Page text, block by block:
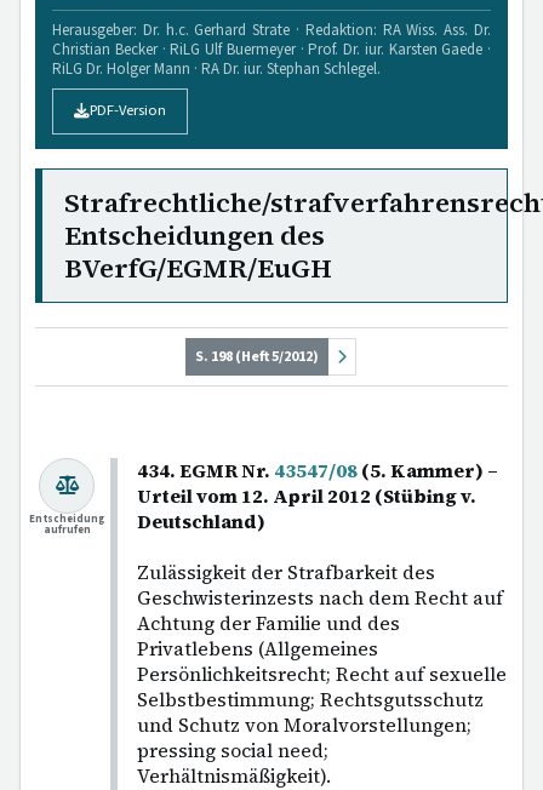
Herausgeber: Dr. h.c. Gerhard Strate · Redaktion: RA Wiss. Ass. Dr.
Christian Becker · RiLG Ulf Buermeyer · Prof. Dr. iur. Karsten Gaede ·
RiLG Dr. Holger Mann · RA Dr. iur. Stephan Schlegel.
PDF-Version
Strafrechtliche/
Entscheidungen des
BVerfG/EGMR/EuGH
S. 198 (Heft 5/2012)
434. EGMR Nr. 43547/08(5. Kammer) –
Urteil vom 12. April 2012 (Stübing v.
Deutschland)
Zulässigkeit der Strafbarkeit des
Geschwisterinzests nach dem Recht auf
Achtung der Familie und des
Privatlebens (Allgemeines
Persönlichkeitsrecht; Recht auf sexuelle
Selbstbestimmung; Rechtsgutsschutz
und Schutz von Moralvorstellungen;
pressing social need;
Verhältnismäßigkeit).
Entscheidung
aufrufen